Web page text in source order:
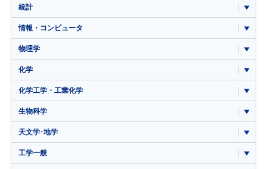
統計
情報・コンピュータ
物理学
化学
化学工学・工業化学
生物科学
天文学･地学
工学一般